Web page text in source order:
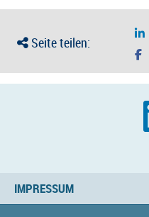
Seite teilen:
IMPRESSUM